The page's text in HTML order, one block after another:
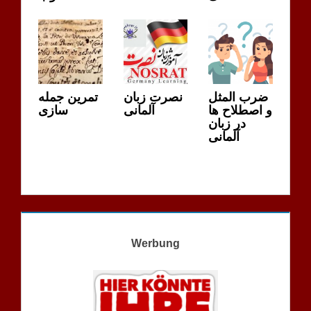
تمرین جمله
سازی
نصرت زبان
آلمانی
ضرب المثل
و اصطلاح ها
در زبان
آلمانی
Werbung